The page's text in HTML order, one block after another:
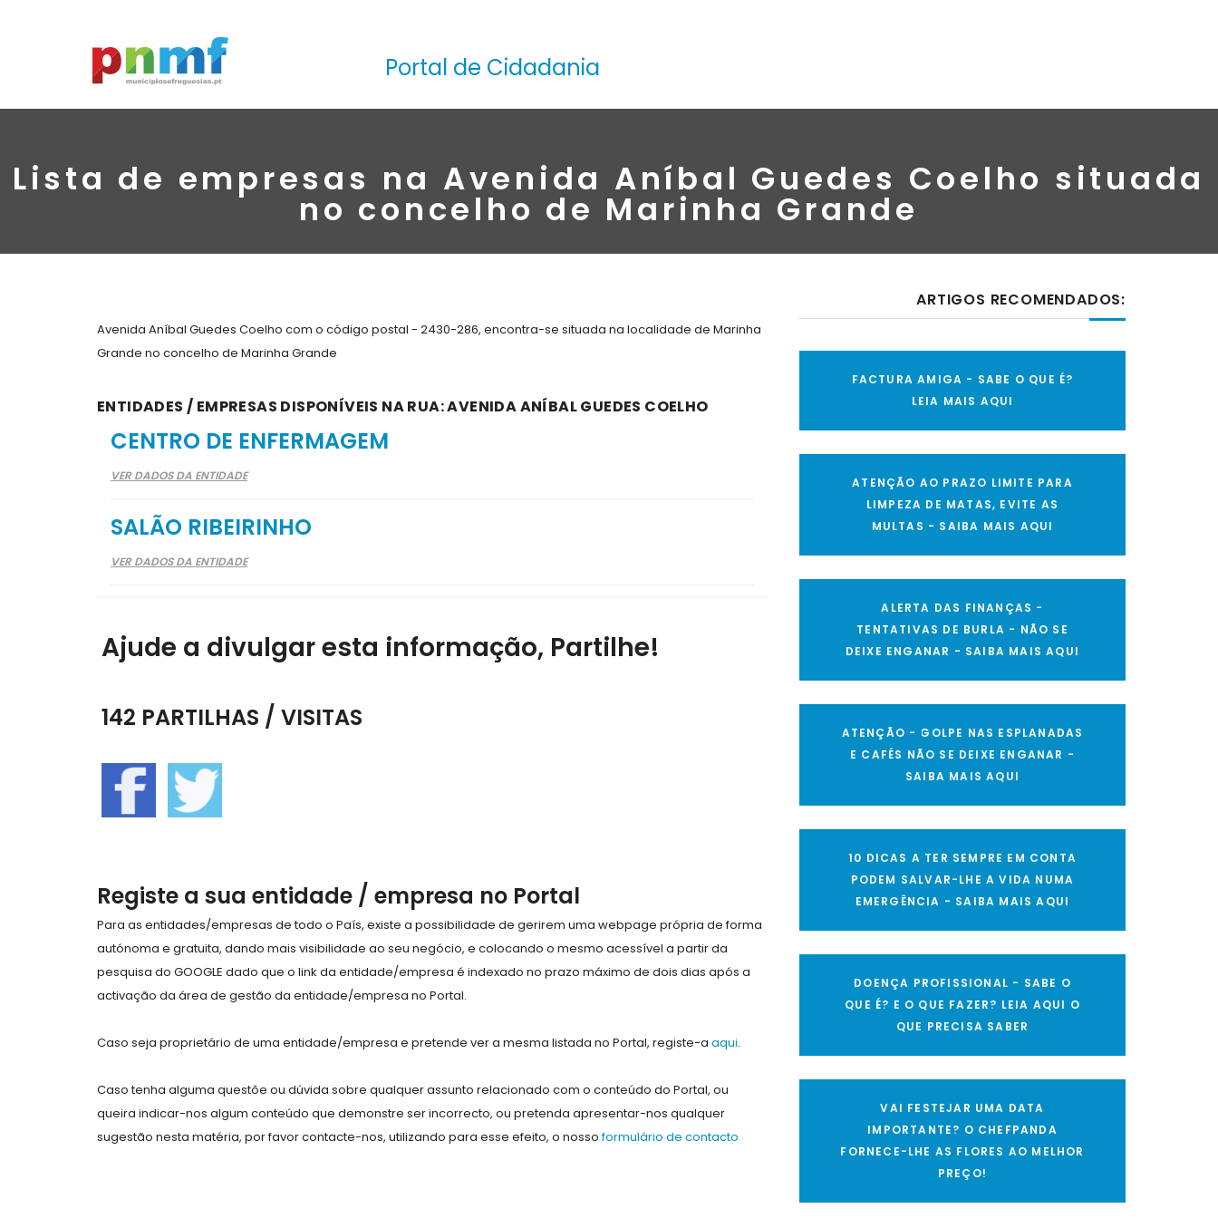
Portal de Cidadania
Lista de empresas na Avenida Aníbal Guedes Coelho situada
no concelho de Marinha Grande
Avenida Aníbal Guedes Coelho com o código postal - 2430-286, encontra-se situada na localidade de Marinha
Grande no concelho de Marinha Grande
ENTIDADES / EMPRESAS DISPONÍVEIS NA RUA: AVENIDA ANÍBAL GUEDES COELHO
CENTRO DE ENFERMAGEM
VER DADOS DA ENTIDADE
SALÃO RIBEIRINHO
VER DADOS DA ENTIDADE
Ajude a divulgar esta informação, Partilhe!
142 PARTILHAS / VISITAS
Registe a sua entidade / empresa no Portal
Para as entidades/empresas de todo o País, existe a possibilidade de gerirem uma webpage própria de forma
autónoma e gratuita, dando mais visibilidade ao seu negócio, e colocando o mesmo acessível a partir da
pesquisa do GOOGLE dado que o link da entidade/empresa é indexado no prazo máximo de dois dias após a
activação da área de gestão da entidade/empresa no Portal.
Caso seja proprietário de uma entidade/empresa e pretende ver a mesma listada no Portal, registe-a aqui.
Caso tenha alguma questõe ou dúvida sobre qualquer assunto relacionado com o conteúdo do Portal, ou
queira indicar-nos algum conteúdo que demonstre ser incorrecto, ou pretenda apresentar-nos qualquer
sugestão nesta matéria, por favor contacte-nos, utilizando para esse efeito, o nossoformulário de contacto
ARTIGOS RECOMENDADOS:
FACTURA AMIGA - SABE O QUE É?
LEIA MAIS AQUI
ATENÇÃO AO PRAZO LIMITE PARA
LIMPEZA DE MATAS, EVITE AS
MULTAS - SAIBA MAIS AQUI
ALERTA DAS FINANÇAS -
TENTATIVAS DE BURLA - NÃO SE
DEIXE ENGANAR - SAIBA MAIS AQUI
ATENÇÃO - GOLPE NAS ESPLANADAS
E CAFÉS NÃO SE DEIXE ENGANAR -
SAIBA MAIS AQUI
10 DICAS A TER SEMPRE EM CONTA
PODEM SALVAR-LHE A VIDA NUMA
EMERGÊNCIA - SAIBA MAIS AQUI
DOENÇA PROFISSIONAL - SABE O
QUE É? E O QUE FAZER? LEIA AQUI O
QUE PRECISA SABER
VAI FESTEJAR UMA DATA
IMPORTANTE? O CHEFPANDA
FORNECE-LHE AS FLORES AO MELHOR
PREÇO!